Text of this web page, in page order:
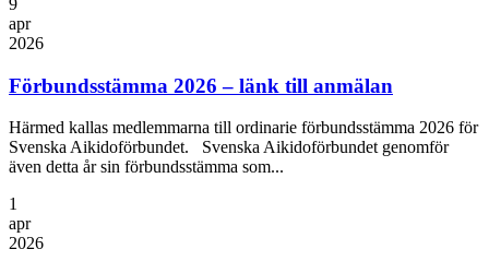
apr
2026
Förbundsstämma 2026 – länk till anmälan
Härmed kallas medlemmarna till ordinarie förbundsstämma 2026 för
Svenska Aikidoförbundet. Svenska Aikidoförbundet genomför
även detta år sin förbundsstämma som...
1
apr
2026